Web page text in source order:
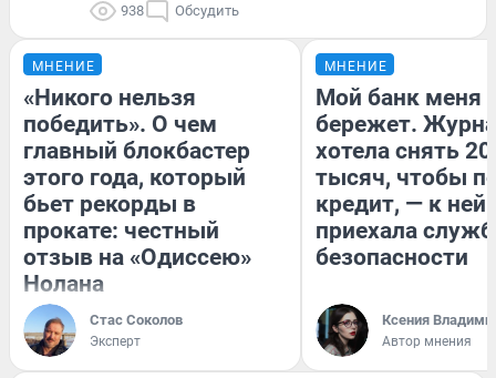
938 Обсудить
МНЕНИЕ
«Никого нельзя
победить». О чем
главный блокбастер
этого года, который
бьет рекорды в
прокате: честный
отзыв на «Одиссею»
Нолана
Стас Соколов
Эксперт
МНЕНИЕ
Мой банк меня
бережет.
хотела снять
тысяч, чтобы
кредит, — к
приехала
безопасности
Ксения
Автор мнения